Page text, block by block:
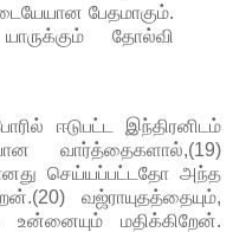
பேதமாகும்.
தோல்வி
ஈடுபட்ட இந்திரனிடம்
வார்த்தைகளால்,(19)
செய்யப்பட்டதோ அந்த
வஜ்ராயுதத்தையும்,
மதிக்கிறேன்.